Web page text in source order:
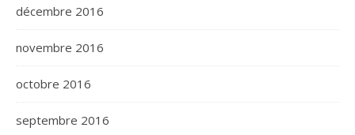
décembre 2016
novembre 2016
octobre 2016
septembre 2016